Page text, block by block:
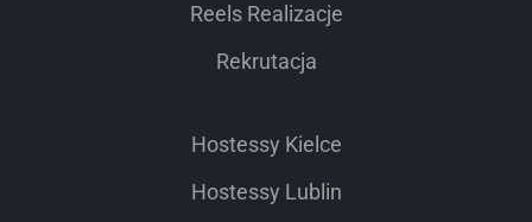
Reels Realizacje
Rekrutacja
Hostessy Kielce
Hostessy Lublin